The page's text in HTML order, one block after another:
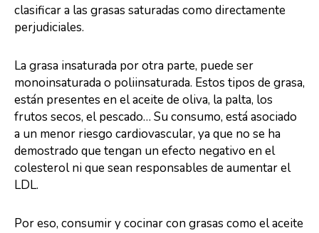
clasificar a las grasas saturadas como directamente
perjudiciales.
La grasa insaturada por otra parte, puede ser
monoinsaturada o poliinsaturada. Estos tipos de grasa,
están presentes en el aceite de oliva, la palta, los
frutos secos, el pescado… Su consumo, está asociado
a un menor riesgo cardiovascular, ya que no se ha
demostrado que tengan un efecto negativo en el
colesterol ni que sean responsables de aumentar el
LDL.
Por eso, consumir y cocinar con grasas como el aceite